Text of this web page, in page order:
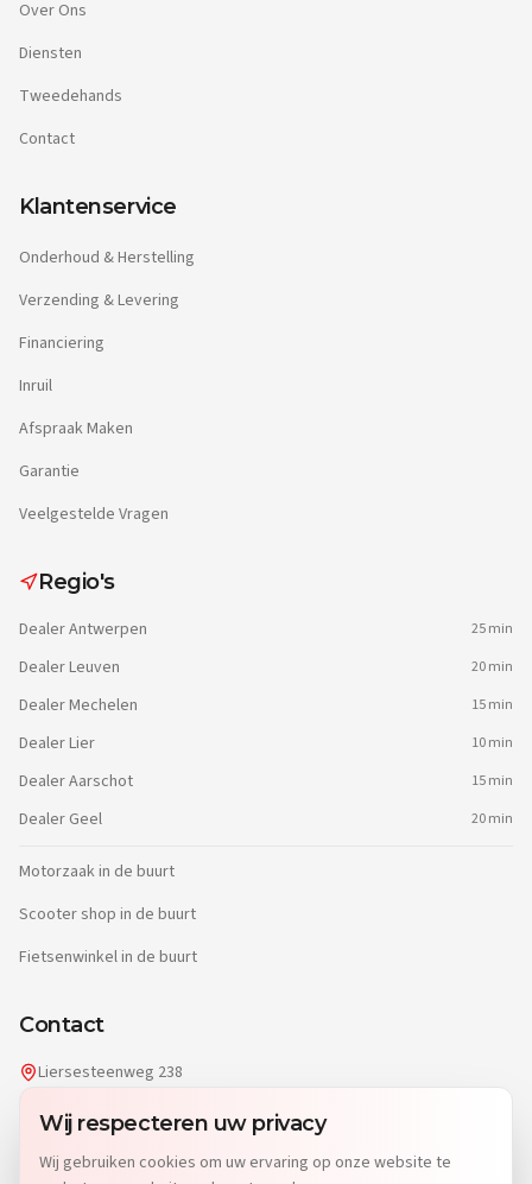
Wij respecteren uw privacy
Wij gebruiken cookies om uw ervaring op onze website te
Over Ons
Diensten
Tweedehands
Contact
Klantenservice
Onderhoud & Herstelling
Verzending & Levering
Financiering
Inruil
Afspraak Maken
Garantie
Veelgestelde Vragen
Regio's
DealerAntwerpen 25 min
DealerLeuven 20 min
DealerMechelen 15 min
DealerLier 10 min
DealerAarschot 15 min
Dealer Geel 20 min
Motorzaak in de buurt
Scooter shop in de buurt
Fietsenwinkel in de buurt
Contact
Liersesteenweg 238
2220 Heist-op-den-Berg
info@dgwheels.be
014 96 04 32